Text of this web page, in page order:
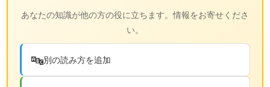
あなたの知識が他の方の役に立ちます。情報をお寄せくださ
い。
🔤別の読み方を追加